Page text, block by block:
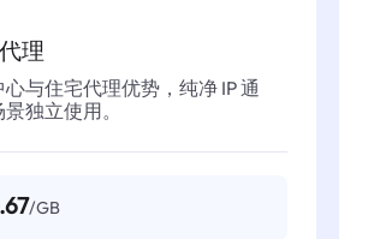
理
与住宅代理优势，纯净 IP 通
独立使用。
/GB